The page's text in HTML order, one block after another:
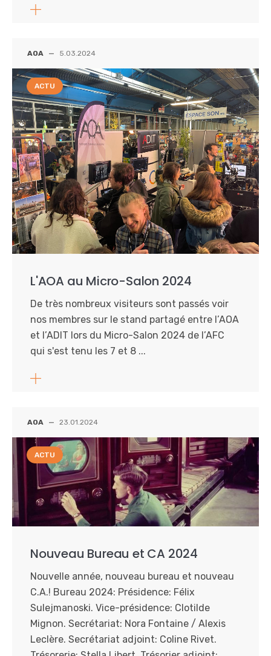
AOA — 5.03.2024
ACTU
L'AOA au Micro-Salon 2024
De très nombreux visiteurs sont passés voir
nos membres sur le stand partagé entre l’AOA
et l’ADIT lors du Micro-Salon 2024 de l’AFC
qui s'est tenu les 7 et 8 ...
AOA — 23.01.2024
ACTU
Nouveau Bureau et CA 2024
Nouvelle année, nouveau bureau et nouveau
C.A.! Bureau 2024: Présidence: Félix
Sulejmanoski. Vice-présidence: Clotilde
Mignon. Secrétariat: Nora Fontaine / Alexis
Leclère. Secrétariat adjoint: Coline Rivet.